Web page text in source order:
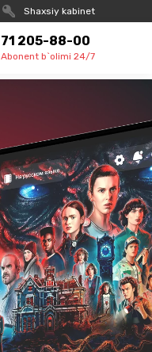
Shaxsiy kabinet
71 205-88-00
Abonent b`olimi 24/7